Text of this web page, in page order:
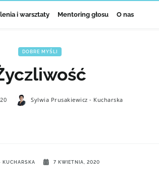
i warsztaty Mentoring głosu O nas
DOBRE MYŚLI
Sylwia Prusakiewicz - Kucharska
KUCHARSKA 7 KWIETNIA, 2020